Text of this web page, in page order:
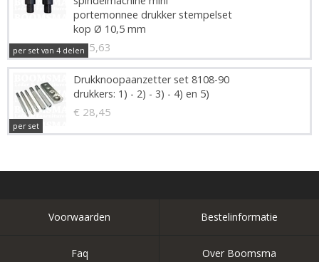
portemonnee drukker stempelset
kop Ø 10,5 mm
€ 75,63
per set van 4 delen
Drukknoopaanzetter set 8108-90
drukkers: 1) - 2) - 3) - 4) en 5)
€ 28,45
per set
Voorwaarden Bestelinformatie
Faq Over Boomsma